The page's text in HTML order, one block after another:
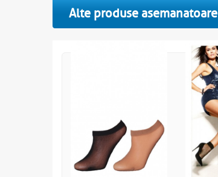
Alte produse asemanatoare